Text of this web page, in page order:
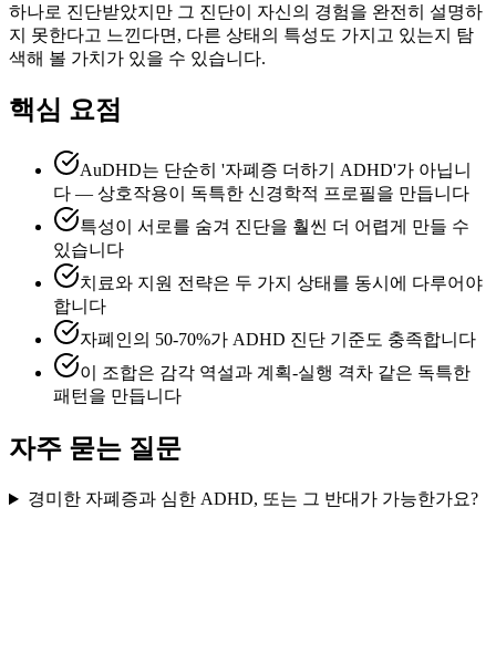
하나로 진단받았지만 그 진단이 자신의 경험을 완전히 설명하
지 못한다고 느낀다면, 다른 상태의 특성도 가지고 있는지 탐
색해 볼 가치가 있을 수 있습니다.
핵심 요점
AuDHD는 단순히 '자폐증 더하기 ADHD'가 아닙니
다 — 상호작용이 독특한 신경학적 프로필을 만듭니다
특성이 서로를 숨겨 진단을 훨씬 더 어렵게 만들 수
있습니다
치료와 지원 전략은 두 가지 상태를 동시에 다루어야
합니다
자폐인의 50-70%가 ADHD 진단 기준도 충족합니다
이 조합은 감각 역설과 계획-실행 격차 같은 독특한
패턴을 만듭니다
자주 묻는 질문
경미한 자폐증과 심한 ADHD, 또는 그 반대가 가능한가요?